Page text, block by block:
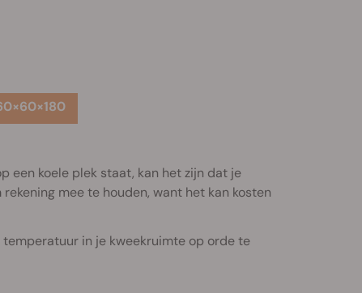
een koele plek staat, kan het zijn dat je
mee te houden, want het kan kosten
in je kweekruimte op orde te